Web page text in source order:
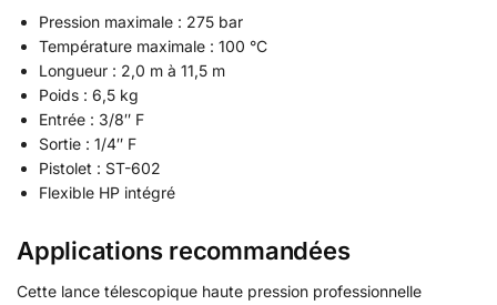
Pression maximale : 275 bar
Température maximale : 100 °C
Longueur : 2,0 m à 11,5 m
Poids : 6,5 kg
Entrée : 3/8″ F
Sortie : 1/4″ F
Pistolet : ST-602
Flexible HP intégré
Applications recommandées
Cette lance télescopique haute pression professionnelle